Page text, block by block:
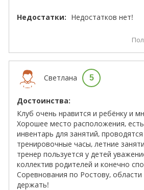
Недостатки: Недостатков нет!
Светлана 5
Достоинства:
Клуб очень нравится и ребёнку и
Хорошее место расположения,
инвентарь для занятий,
тренировочные часы, летние
тренер пользуется у детей
коллектив родителей и конечно
Соревнования по Ростову, области
держать!